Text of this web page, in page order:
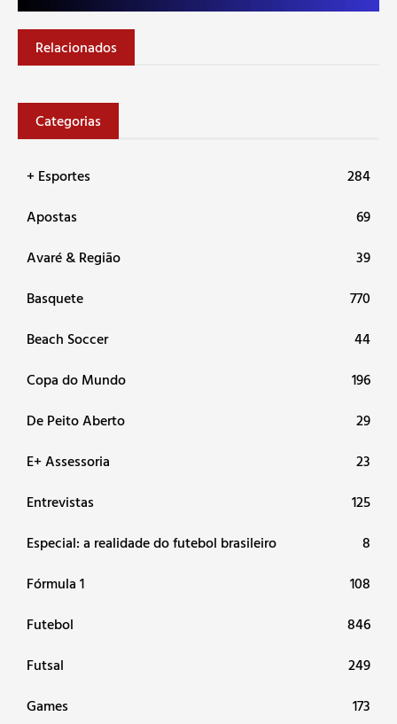
Relacionados
Categorias
+ Esportes
284
Apostas
69
Avaré & Região
39
Basquete
770
Beach Soccer
44
Copa do Mundo
196
De Peito Aberto
29
E+ Assessoria
23
Entrevistas
125
Especial: a realidade do futebol brasileiro
8
Fórmula 1
108
Futebol
846
Futsal
249
Games
173